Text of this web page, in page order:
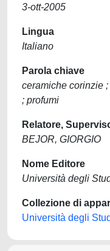
3-ott-2005
Lingua
Italiano
Parola chiave
ceramiche corinzie
; profumi
Relatore,
BEJOR, GIORGIO
Nome Editore
Università degli
Collezione di
Università degli